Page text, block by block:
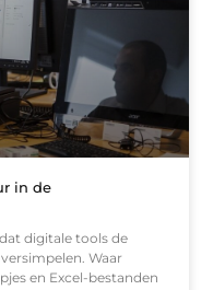
in de
digitale tools de
Waar
en Excel-bestanden